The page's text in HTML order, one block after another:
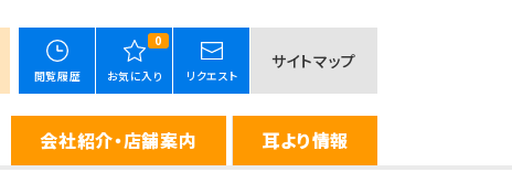
閲覧履歴
0
お気に入り リクエスト
サイトマップ
会社紹介・店舗案内 耳より情報